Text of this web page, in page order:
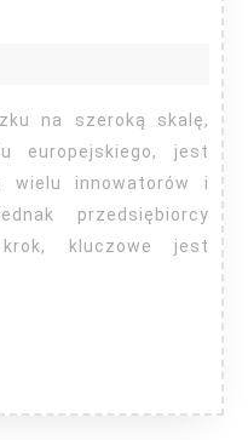
europejskiego, jest
wielu innowatorów i
przedsiębiorcy
kluczowe jest